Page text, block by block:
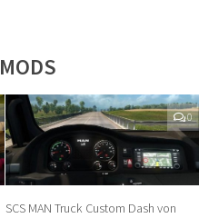
MODS
0
SCS MAN Truck Custom Dash von